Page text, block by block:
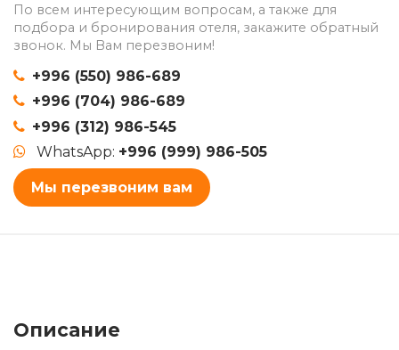
По всем интересующим вопросам, а также для
подбора и бронирования отеля, закажите обратный
звонок. Мы Вам перезвоним!
+996 (550) 986-689
+996 (704) 986-689
+996 (312) 986-545
WhatsApp: +996 (999) 986-505
Мы перезвоним вам
Описание